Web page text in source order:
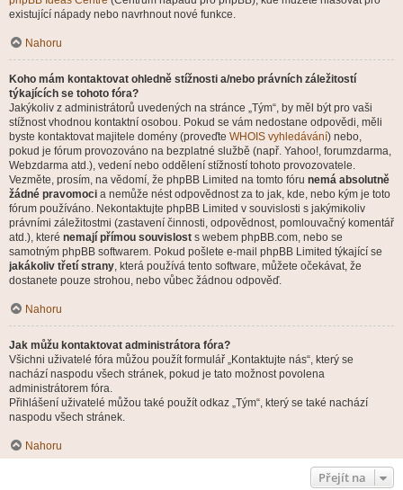
existující nápady nebo navrhnout nové funkce.
Nahoru
Koho mám kontaktovat ohledně stížnosti a/nebo právních záležitostí
týkajících se tohoto fóra?
Jakýkoliv z administrátorů uvedených na stránce „Tým“, by měl být pro vaši
stížnost vhodnou kontaktní osobou. Pokud se vám nedostane odpovědi, měli
byste kontaktovat majitele domény (proveďte WHOIS vyhledávání) nebo,
pokud je fórum provozováno na bezplatné službě (např. Yahoo!, forumzdarma,
Webzdarma atd.), vedení nebo oddělení stížností tohoto provozovatele.
Vezměte, prosím, na vědomí, že phpBB Limited na tomto fóru nemá absolutně
žádné pravomoci a nemůže nést odpovědnost za to jak, kde, nebo kým je toto
fórum používáno. Nekontaktujte phpBB Limited v souvislosti s jakýmikoliv
právními záležitostmi (zastavení činnosti, odpovědnost, pomlouvačný komentář
atd.), které nemají přímou souvislost s webem phpBB.com, nebo se
samotným phpBB softwarem. Pokud pošlete e-mail phpBB Limited týkající se
jakákoliv třetí strany, která používá tento software, můžete očekávat, že
dostanete pouze strohou, nebo vůbec žádnou odpověď.
Nahoru
Jak můžu kontaktovat administrátora fóra?
Všichni uživatelé fóra můžou použít formulář „Kontaktujte nás“, který se
nachází naspodu všech stránek, pokud je tato možnost povolena
administrátorem fóra.
Přihlášení uživatelé můžou také použít odkaz „Tým“, který se také nachází
naspodu všech stránek.
Nahoru
Přejít na